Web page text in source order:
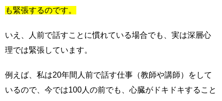
も緊張するのです。
いえ、人前で話すことに慣れている場合でも、実は深層心
理では緊張しています。
例えば、私は20年間人前で話す仕事（教師や講師）をして
いるので、今では100人の前でも、心臓がドキドキすること